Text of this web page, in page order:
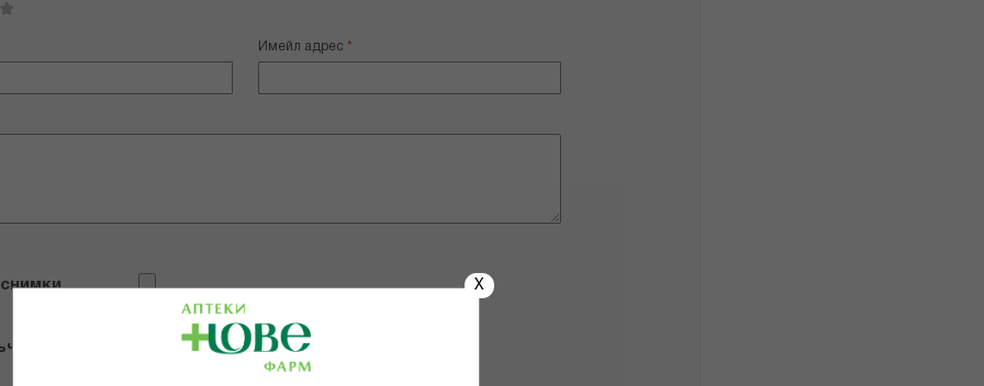
X
Имейл адрес
продукта